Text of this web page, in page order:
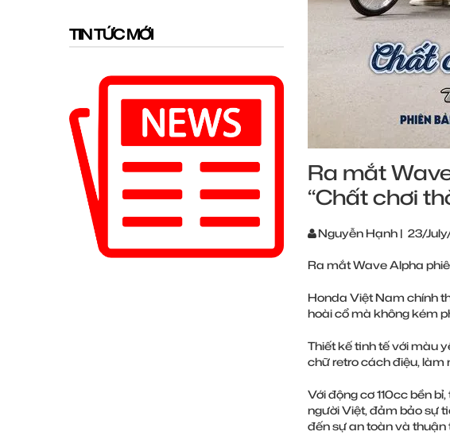
TIN TỨC MỚI
Ra mắt
“Chất chơi
Nguyễn Hạnh | 23/
Ra mắt Wave Alpha
Honda Việt Nam chính
hoài cổ mà không kém
Thiết kế tinh tế với màu
chữ retro cách điệu, làm
Với động cơ 110cc bền
người Việt, đảm bảo sự
đến sự an toàn và thuận